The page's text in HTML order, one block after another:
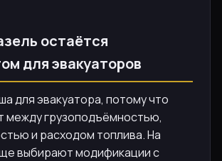
остаётся
для эвакуаторов
для эвакуатора, потому что
между грузоподъёмностью,
и расходом топлива. На
выбирают модификации с